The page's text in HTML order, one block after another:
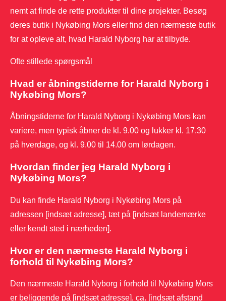
nemt at finde de rette produkter til dine projekter. Besøg
deres butik i Nykøbing Mors eller find den nærmeste butik
for at opleve alt, hvad Harald Nyborg har at tilbyde.
Ofte stillede spørgsmål
Hvad er åbningstiderne for Harald Nyborg i
Nykøbing Mors?
Åbningstiderne for Harald Nyborg i Nykøbing Mors kan
variere, men typisk åbner de kl. 9.00 og lukker kl. 17.30
på hverdage, og kl. 9.00 til 14.00 om lørdagen.
Hvordan finder jeg Harald Nyborg i
Nykøbing Mors?
Du kan finde Harald Nyborg i Nykøbing Mors på
adressen [indsæt adresse], tæt på [indsæt landemærke
eller kendt sted i nærheden].
Hvor er den nærmeste Harald Nyborg i
forhold til Nykøbing Mors?
Den nærmeste Harald Nyborg i forhold til Nykøbing Mors
er beliggende på [indsæt adresse], ca. [indsæt afstand